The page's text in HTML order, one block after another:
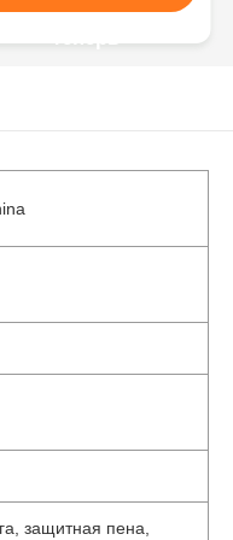
защитная пена,